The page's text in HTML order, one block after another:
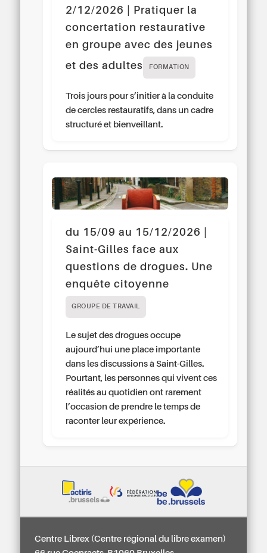
2/12/2026 | Pratiquer la
concertation restaurative
en groupe avec des jeunes
et des adultes
FORMATION
Trois jours pour s’initier à la conduite
de cercles restauratifs, dans un cadre
structuré et bienveillant.
du 15/09 au 15/12/2026 |
Saint-Gilles face aux
questions de drogues. Une
enquête citoyenne
GROUPE DE TRAVAIL
Le sujet des drogues occupe
aujourd’hui une place importante
dans les discussions à Saint-Gilles.
Pourtant, les personnes qui vivent ces
réalités au quotidien ont rarement
l’occasion de prendre le temps de
raconter leur expérience.
Centre Librex (Centre régional du libre examen)